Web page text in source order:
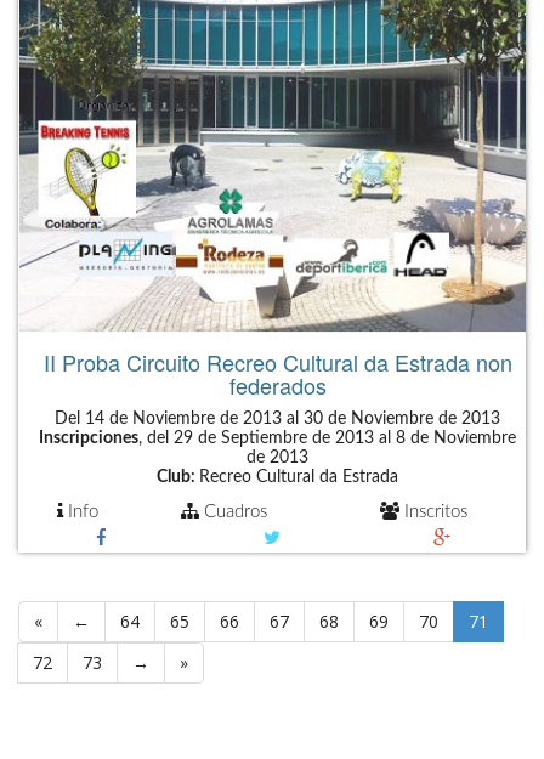
II Proba Circuito Recreo Cultural da Estrada non
federados
Del 14 de Noviembre de 2013 al 30 de Noviembre de 2013
Inscripciones, del 29 de Septiembre de 2013 al 8 de Noviembre
de 2013
Club: Recreo Cultural da Estrada
Info Cuadros Inscritos
« ← 64 65 66 67 68 69 70
71
72
73 → »